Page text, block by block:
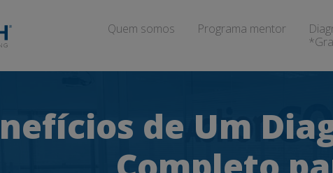
Quem somos Programa mentor
de Um